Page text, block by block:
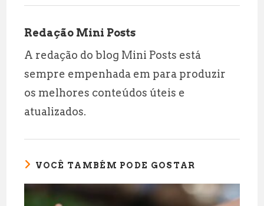
Redação Mini Posts
A redação do blog Mini Posts está
sempre empenhada em para produzir
os melhores conteúdos úteis e
atualizados.
VOCÊ TAMBÉM PODE GOSTAR